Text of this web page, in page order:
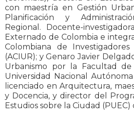
con maestría en Gestión
Planificación y
Regional. Docente-
Externado de Colombia e
Colombiana de
(ACIUR); y Genaro Javier
Urbanismo por la Facultad
Universidad Nacional
licenciado en Arquitectura,
y Docencia, y director del
Estudios sobre la Ciudad (PUEC)